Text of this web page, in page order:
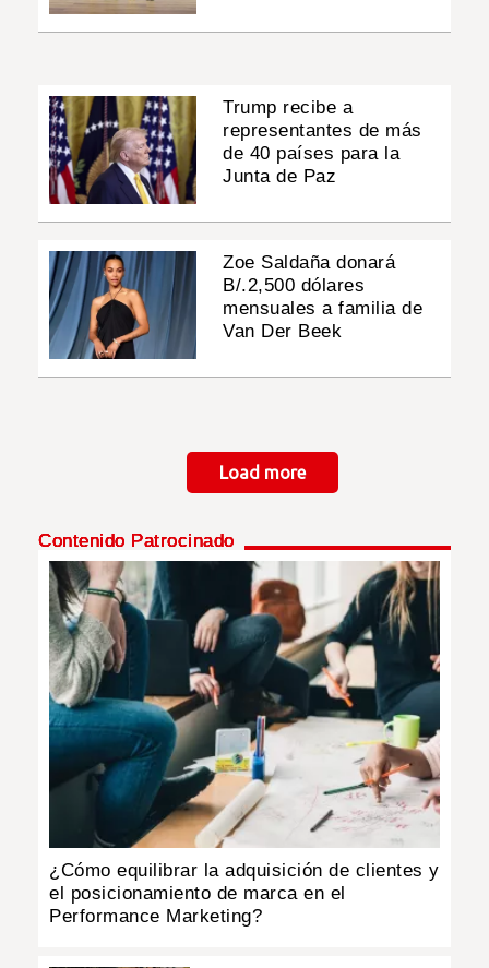
Trump recibe a
representantes de más
de 40 países para la
Junta de Paz
Zoe Saldaña donará
B/.2,500 dólares
mensuales a familia de
Van Der Beek
Load more
Contenido Patrocinado
¿Cómo equilibrar la adquisición de clientes y
el posicionamiento de marca en el
Performance Marketing?